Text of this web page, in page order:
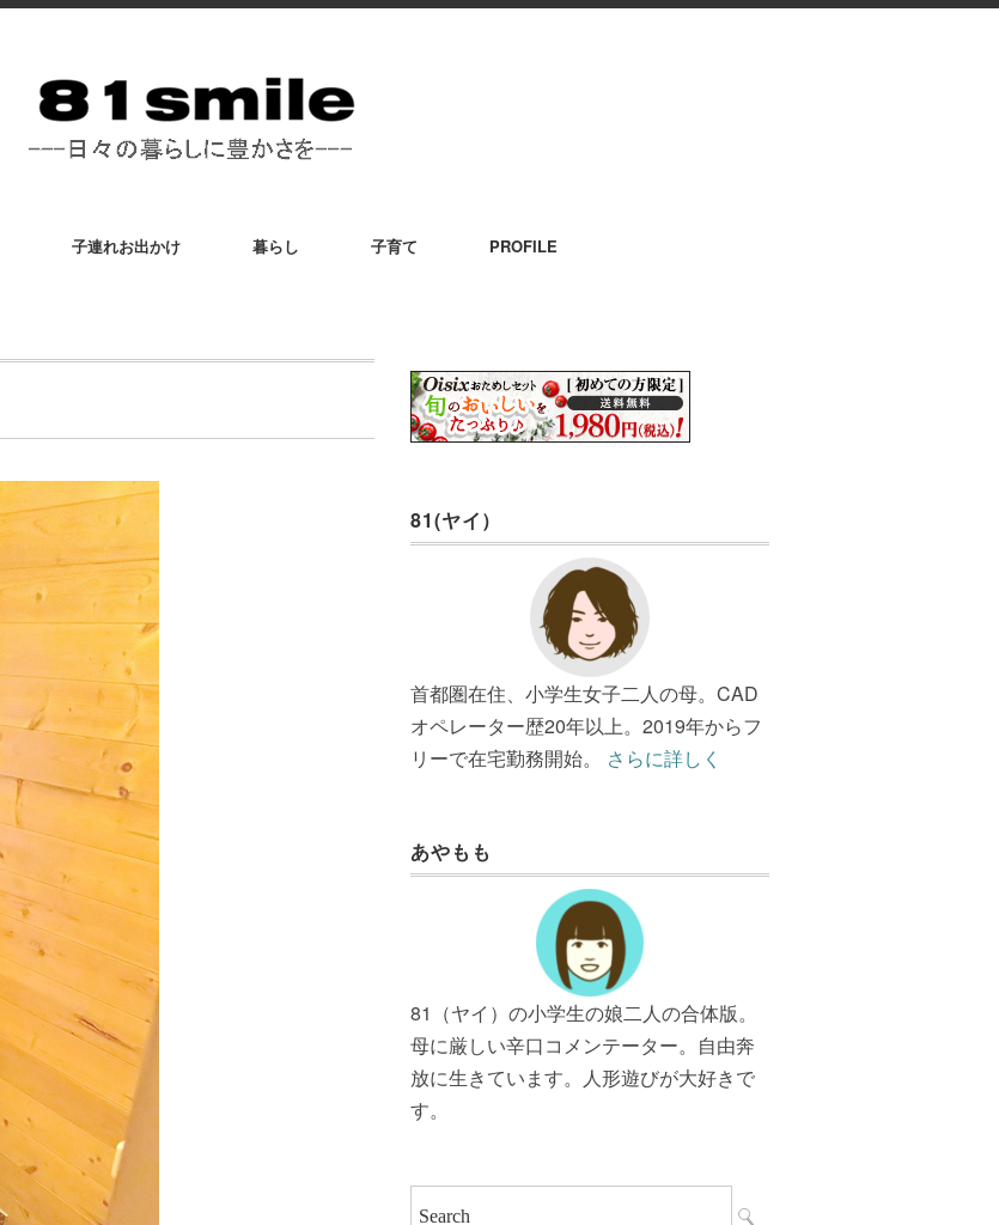
子連れお出かけ 暮らし 子育て PROFILE
81(ヤイ）
首都圏在住、小学生女子二人の母。CAD
オペレーター歴20年以上。2019年からフ
リーで在宅勤務開始。 さらに詳しく
あやもも
81（ヤイ）の小学生の娘二人の合体版。
母に厳しい辛口コメンテーター。自由奔
放に生きています。人形遊びが大好きで
す。